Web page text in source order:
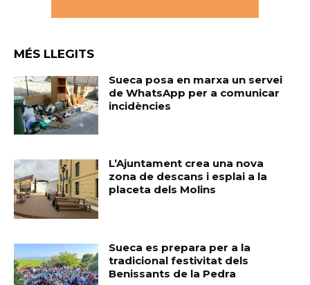
MÉS LLEGITS
Sueca posa en marxa un servei
de WhatsApp per a comunicar
incidències
L’Ajuntament crea una nova
zona de descans i esplai a la
placeta dels Molins
Sueca es prepara per a la
tradicional festivitat dels
Benissants de la Pedra